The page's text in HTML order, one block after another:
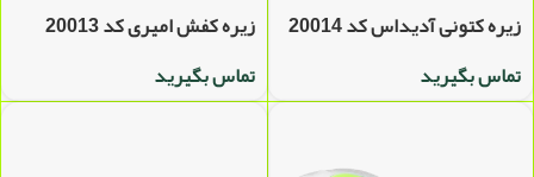
زیره کتونی آدیداس کد 20014
تماس بگیرید
زیره کفش امیری کد 20013
تماس بگیرید